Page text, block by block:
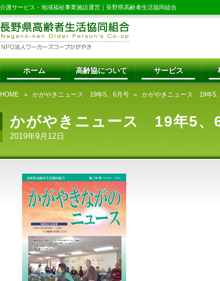
介護サービス・地域福祉事業施設運営｜ 長野県高齢者生活協同組合
ホーム 高齢協について サービス
HOME かがやきニュース 19年5、6月号 かがやきニュース 19年5
かがやきニュース 19年5、
2019年9月12日